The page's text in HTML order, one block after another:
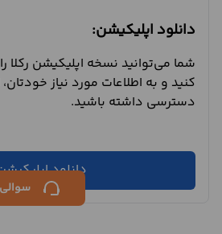
ورود /
دانلود اپلیکیشن:
شما می‌توانید نسخه اپلیکیشن رکلا
کنید و به اطلاعات مورد نیاز
دسترسی داشته باشید.
دانلود